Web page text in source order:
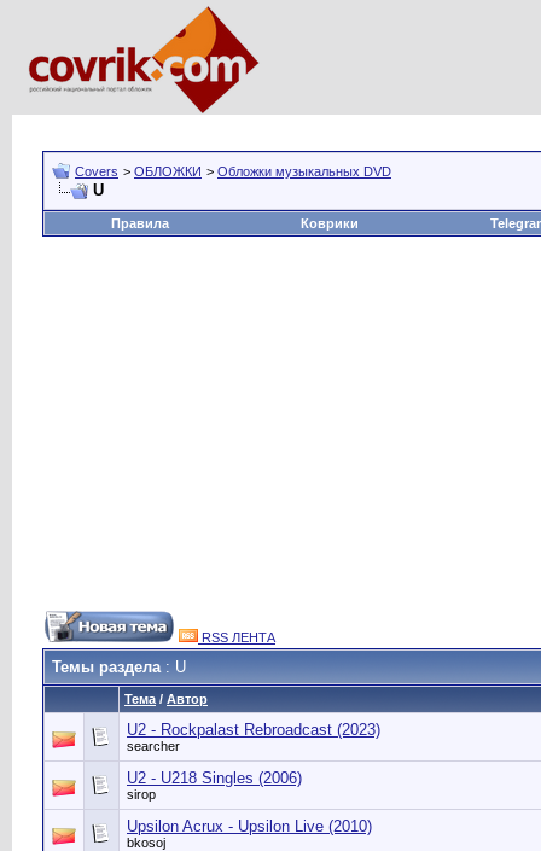
Covers > ОБЛОЖКИ > Обложки музыкальных DVD
U
Правила Коврики
RSS ЛЕНТА
Темы раздела: U
Тема / Автор
U2 - Rockpalast Rebroadcast (2023)
searcher
U2 - U218 Singles (2006)
sirop
Upsilon Acrux - Upsilon Live (2010)
bkosoj